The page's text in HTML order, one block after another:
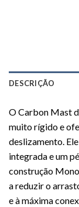
DESCRIÇÃO
O Carbon Mast
muito rígido e
deslizamento.
integrada e um
construção
a reduzir o
e à máxima